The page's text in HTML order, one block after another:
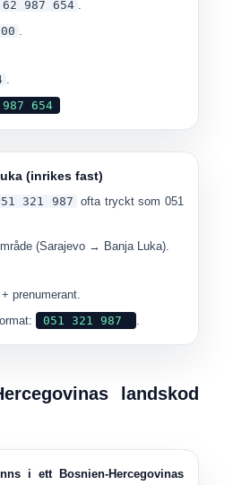
62 987 654 .
00 .
.
654
(inrikes fast)
321 987 ofta tryckt som 051
(Sarajevo → Banja Luka).
+ prenumerant.
051 321 987 .
landskod
i ett Bosnien-Hercegovinas